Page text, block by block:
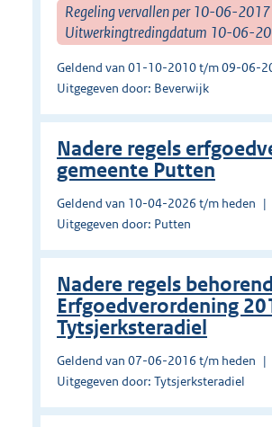
Regeling vervallen per 10-06-2017
Uitwerkingtredingdatum 10-06-
Geldend van 01-10-2010 t/m 09-06-
Uitgegeven door: Beverwijk
Nadere regels
gemeente Putten
Geldend van 10-04-2026 t/m heden
Uitgegeven door: Putten
Nadere regels
Erfgoedverordening
Tytsjerksteradiel
Geldend van 07-06-2016 t/m heden
Uitgegeven door: Tytsjerksteradiel